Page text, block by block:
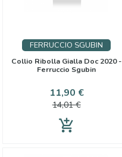
FERRUCCIO SGUBIN
Collio Ribolla Gialla Doc 2020 -
Ferruccio Sgubin
Prix
11,90 €Prix
14,01 €
add_shopping_cart